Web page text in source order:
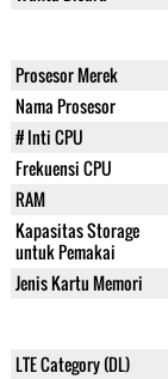
Prosesor Merek
Nama Prosesor
# Inti CPU
Frekuensi CPU
RAM
Kapasitas Storage
untuk Pemakai
Jenis Kartu Memori
LTE Category (DL)